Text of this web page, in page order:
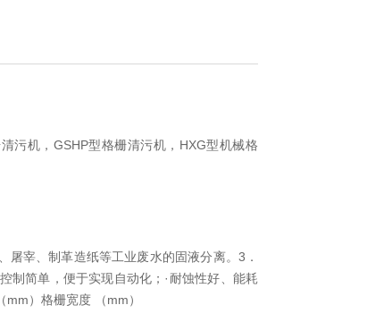
污机，GSHP型格栅清污机，HXG型机械格
宰、制革造纸等工业废水的固液分离。3．
制简单，便于实现自动化；·耐蚀性好、能耗
）格栅宽度 （mm）